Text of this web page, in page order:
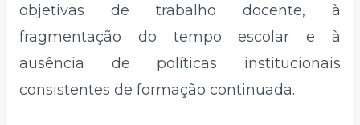
objetivas de trabalho docente, à
fragmentação do tempo escolar e à
ausência de políticas institucionais
consistentes de formação continuada.